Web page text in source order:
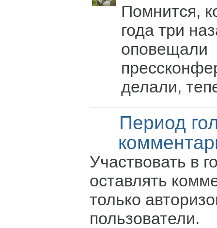
Помнится,
года три
оповещали
делали,
Период
Участвовать в
оставлять
только
пользователи.